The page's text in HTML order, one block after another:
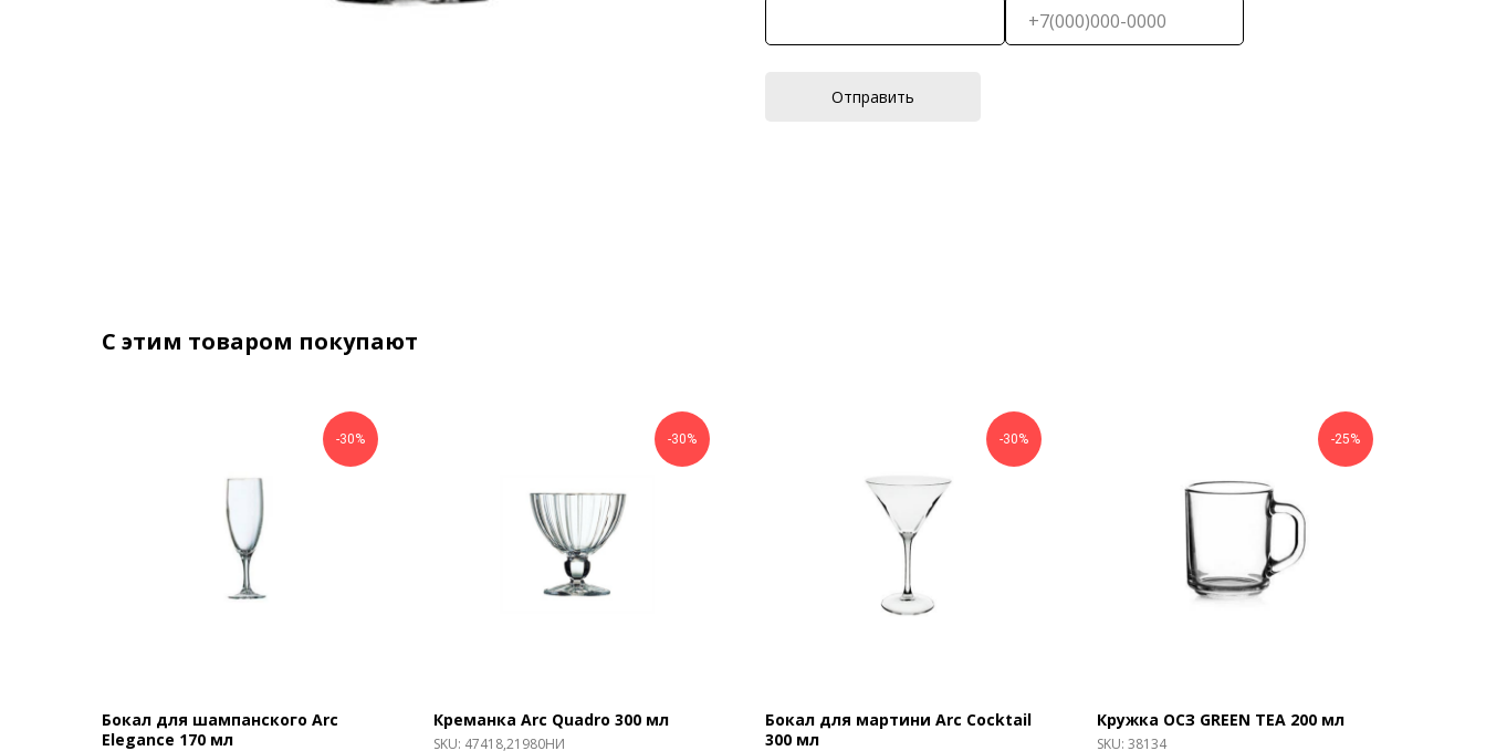
Отправить
С этим товаром покупают
-30%
Бокал для шампанского Arc
Elegance 170 мл
-30%
Креманка Arc Quadro 300 мл
SKU: 47418,21980НИ
-30%
Бокал для мартини Arc Cocktail
300 мл
-25%
Кружка ОСЗ GREEN TEA 200 мл
SKU: 38134